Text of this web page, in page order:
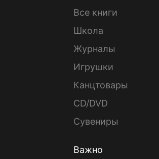
Все книги
Школа
Журналы
Игрушки
Канцтовары
CD/DVD
Сувениры
Важно